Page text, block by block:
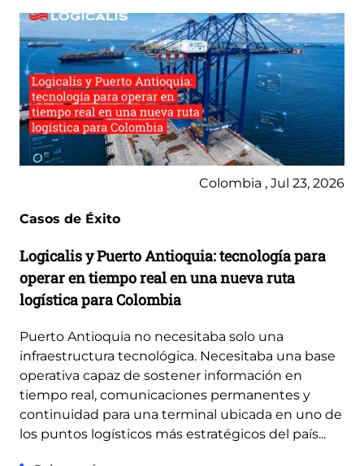
Colombia , Jul 23, 2026
Casos de Éxito
Logicalis y Puerto Antioquia: tecnología para
operar en tiempo real en una nueva ruta
logística para Colombia
Puerto Antioquia no necesitaba solo una
infraestructura tecnológica. Necesitaba una base
operativa capaz de sostener información en
tiempo real, comunicaciones permanentes y
continuidad para una terminal ubicada en uno de
los puntos logísticos más estratégicos del país...